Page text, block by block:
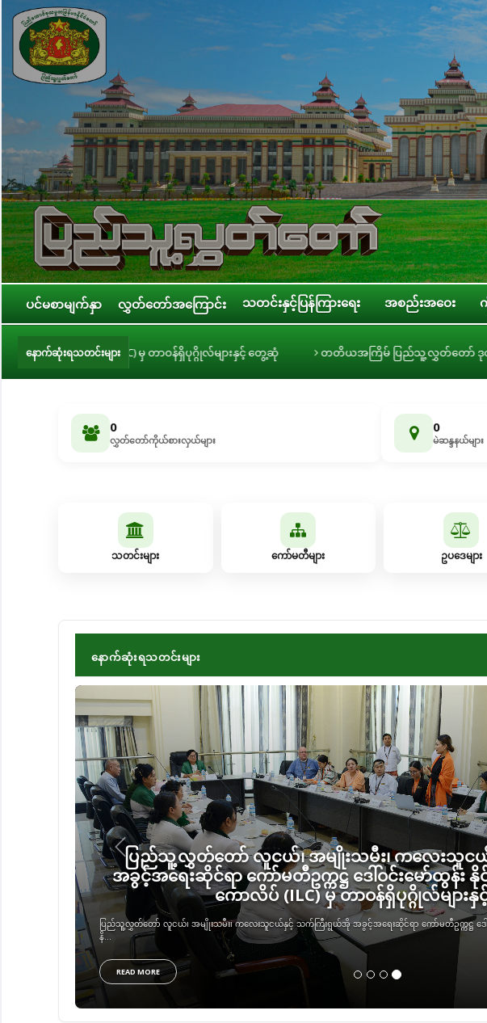
ပင်မစာမျက်နှာ လွှတ်တော်အကြောင်း သတင်းနှင့်ပြန်ကြားရေး အစည်းအဝေး
နောက်ဆုံးရသတင်းများ
ဂ္ဂိုလ်များနှင့် တွေ့ဆုံ တတိယအကြိမ် ပြည်သူ့လွှတ်တော် ဒုတိယပုံမှန်အစည်းအဝေး အောင်မြင်စွာကျင်း
0
လွှတ်တော်ကိုယ်စားလှယ်များ
0
မဲဆန္ဒနယ်များ
သတင်းများ ကော်မတီများ ဥပဒေများ
နောက်ဆုံးရသတင်းများ
ပြည်သူ့လွှတ်တော် ဒုတိယဥက္ကဋ္ဌ ဦးမောင်မောင်အုန်း ဥ
တွင်း ဒေသဖွံ့ဖြိုးရေးလုပ်ငန်းများနှင့်စပ်လျဉ်းပြီး လို
ညှိနှိုင်းခြင်း
ပြည်သူ့လွှတ်တော် ဒုတိယဥက္ကဋ္ဌ ဦးမောင်မောင်အုန်း ဥတ္တရခရိုင် တပ်ကုန်းမြိုနယ်တွင်း ဒေသဖွံ့ဖြိုးရေးလုပ်ငန်းများနှ
READ MORE
Previous